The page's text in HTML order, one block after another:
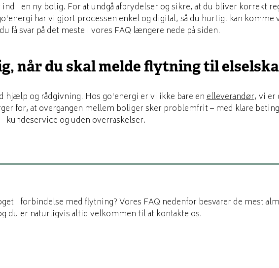
i en ny bolig. For at undgå afbrydelser og sikre, at du bliver korrekt
har vi gjort processen enkel og digital, så du hurtigt kan komme
få svar på det meste i vores FAQ længere nede på siden.
når du skal melde flytning til
hjælp og rådgivning. Hos go'energi er vi ikke bare enelleverandør, vi er
for, at overgangen mellem boliger sker problemfrit – med klare
kundeservice og uden overraskelser.
i forbindelse med flytning? Vores FAQ nedenfor besvarer de mest
du er naturligvis altid velkommen til atkontakte os.